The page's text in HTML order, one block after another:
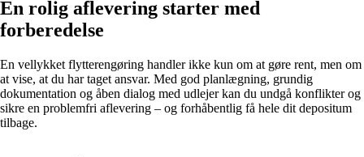
En rolig aflevering starter med
forberedelse
En vellykket flytterengøring handler ikke kun om at gøre rent, men om
at vise, at du har taget ansvar. Med god planlægning, grundig
dokumentation og åben dialog med udlejer kan du undgå konflikter og
sikre en problemfri aflevering – og forhåbentlig få hele dit depositum
tilbage.